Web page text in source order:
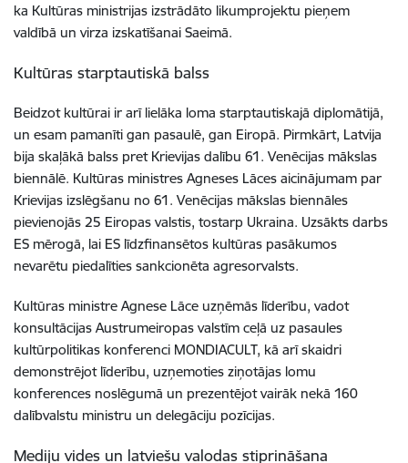
ka Kultūras ministrijas izstrādāto likumprojektu pieņem
valdībā un virza izskatīšanai Saeimā.
Kultūras starptautiskā balss
Beidzot kultūrai ir arī lielāka loma starptautiskajā diplomātijā,
un esam pamanīti gan pasaulē, gan Eiropā. Pirmkārt, Latvija
bija skaļākā balss pret Krievijas dalību 61. Venēcijas mākslas
biennālē. Kultūras ministres Agneses Lāces aicinājumam par
Krievijas izslēgšanu no 61. Venēcijas mākslas biennāles
pievienojās 25 Eiropas valstis, tostarp Ukraina. Uzsākts darbs
ES mērogā, lai ES līdzfinansētos kultūras pasākumos
nevarētu piedalīties sankcionēta agresorvalsts.
Kultūras ministre Agnese Lāce uzņēmās līderību, vadot
konsultācijas Austrumeiropas valstīm ceļā uz pasaules
kultūrpolitikas konferenci MONDIACULT, kā arī skaidri
demonstrējot līderību, uzņemoties ziņotājas lomu
konferences noslēgumā un prezentējot vairāk nekā 160
dalībvalstu ministru un delegāciju pozīcijas.
Mediju vides un latviešu valodas stiprināšana